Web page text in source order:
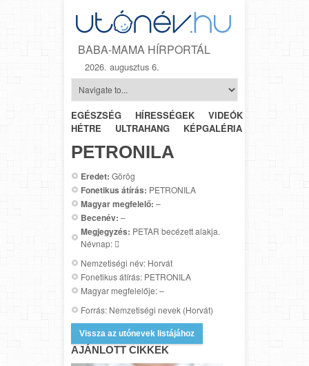
BABA-MAMA HÍRPORTÁL
2026. augusztus 6.
EGÉSZSÉG HÍRESSÉGEK VIDEÓK
HÉTRŐL-
HÉTRE
ULTRAHANG KÉPGALÉRIA
PETRONILA
Eredet: Görög
Fonetikus átírás: PETRONILA
Magyar megfelelő: –
Becenév: –
Megjegyzés: PETAR becézett alakja.
Névnap: 
Nemzetiségi név: Horvát
Fonetikus átírás: PETRONILA
Magyar megfelelője: –
Forrás: Nemzetiségi nevek (Horvát)
Vissza az utónevek listájához
AJÁNLOTT CIKKEK